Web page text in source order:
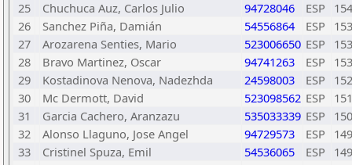
25
Chuchuca Auz, Carlos Julio 94728046 ESP
26
Sanchez Piña, Damián 54556864 ESP
27
Arozarena Senties, Mario 523006650 ESP
28
Bravo Martinez, Oscar 94741263 ESP
29
Kostadinova Nenova, Nadezhda 24598003 ESP
30
Mc Dermott, David 523098562 ESP
31
Garcia Cachero, Aranzazu 535033339 ESP
32
Alonso Llaguno, Jose Angel 94729573 ESP
33
Cristinel Spuza, Emil 54536065 ESP